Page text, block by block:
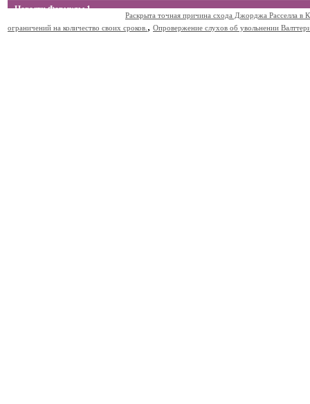
Новости Формулы 1
Раскрыта точная причина схода Джорджа Расселла в
ограничений на количество своих сроков. , Опровержение слухов об увольнении